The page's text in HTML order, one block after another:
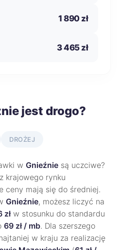
1 890 zł
3 465 zł
jest drogo?
DROŻEJ
w Gnieźnie są uczciwe?
krajowego rynku
ceny mają się do średniej.
Gnieźnie, możesz liczyć na
złw stosunku do standardu
69 zł / mb. Dla szerszego
w kraju za realizację